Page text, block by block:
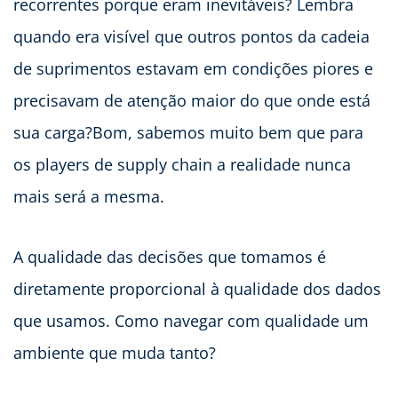
recorrentes porque eram inevitáveis? Lembra
quando era visível que outros pontos da cadeia
de suprimentos estavam em condições piores e
precisavam de atenção maior do que onde está
sua carga?Bom, sabemos muito bem que para
os players de supply chain a realidade nunca
mais será a mesma.
A qualidade das decisões que tomamos é
diretamente proporcional à qualidade dos dados
que usamos. Como navegar com qualidade um
ambiente que muda tanto?